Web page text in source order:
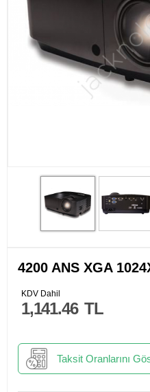
4200 ANS XGA
1,141.46 TL
KDV Dahil
Taksit Oranlarını